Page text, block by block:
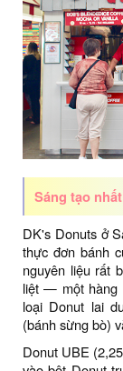
Sáng tạo
DK's Donuts ở
thực đơn bánh
nguyên liệu rất
liệt — một hàng
loại Donut lai
(bánh sừng bò)
Donut UBE